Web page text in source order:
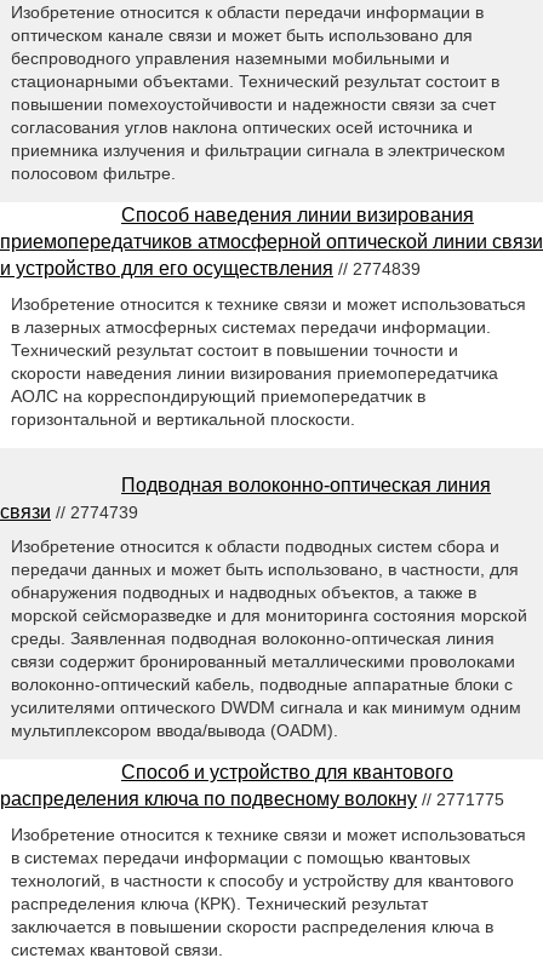
Изобретение относится к области передачи информации в
оптическом канале связи и может быть использовано для
беспроводного управления наземными мобильными и
стационарными объектами. Технический результат состоит в
повышении помехоустойчивости и надежности связи за счет
согласования углов наклона оптических осей источника и
приемника излучения и фильтрации сигнала в электрическом
полосовом фильтре.
Способ наведения линии визирования
приемопередатчиков атмосферной оптической линии связи
и устройство для его осуществления // 2774839
Изобретение относится к технике связи и может использоваться
в лазерных атмосферных системах передачи информации.
Технический результат состоит в повышении точности и
скорости наведения линии визирования приемопередатчика
АОЛС на корреспондирующий приемопередатчик в
горизонтальной и вертикальной плоскости.
Подводная волоконно-оптическая линия
связи // 2774739
Изобретение относится к области подводных систем сбора и
передачи данных и может быть использовано, в частности, для
обнаружения подводных и надводных объектов, а также в
морской сейсморазведке и для мониторинга состояния морской
среды. Заявленная подводная волоконно-оптическая линия
связи содержит бронированный металлическими проволоками
волоконно-оптический кабель, подводные аппаратные блоки с
усилителями оптического DWDM сигнала и как минимум одним
мультиплексором ввода/вывода (OADM).
Способ и устройство для квантового
распределения ключа по подвесному волокну // 2771775
Изобретение относится к технике связи и может использоваться
в системах передачи информации с помощью квантовых
технологий, в частности к способу и устройству для квантового
распределения ключа (КРК). Технический результат
заключается в повышении скорости распределения ключа в
системах квантовой связи.